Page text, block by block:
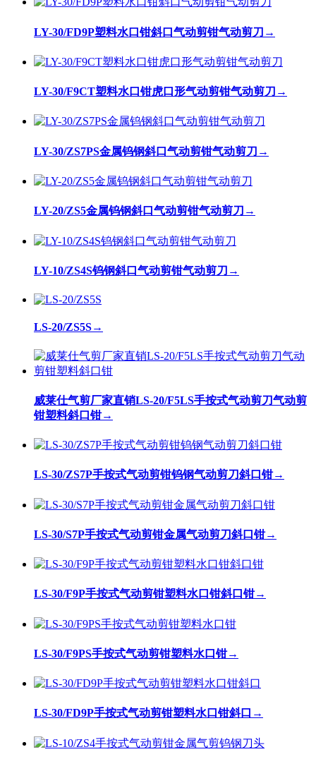
LY-30/FD9P塑料水口钳斜口气动剪钳气动剪刀 →
LY-30/F9CT塑料水口钳虎口形气动剪钳气动剪刀 →
LY-30/ZS7PS金属钨钢斜口气动剪钳气动剪刀 →
LY-20/ZS5金属钨钢斜口气动剪钳气动剪刀 →
LY-10/ZS4S钨钢斜口气动剪钳气动剪刀 →
LS-20/ZS5S→
威莱仕气剪厂家直销LS-20/F5LS手按式气动剪刀气动剪
钳塑料斜口钳→
LS-30/ZS7P手按式气动剪钳钨钢气动剪刀斜口钳→
LS-30/S7P手按式气动剪钳金属气动剪刀斜口钳→
LS-30/F9P手按式气动剪钳塑料水口钳斜口钳→
LS-30/F9PS手按式气动剪钳塑料水口钳→
LS-30/FD9P手按式气动剪钳塑料水口钳斜口 →